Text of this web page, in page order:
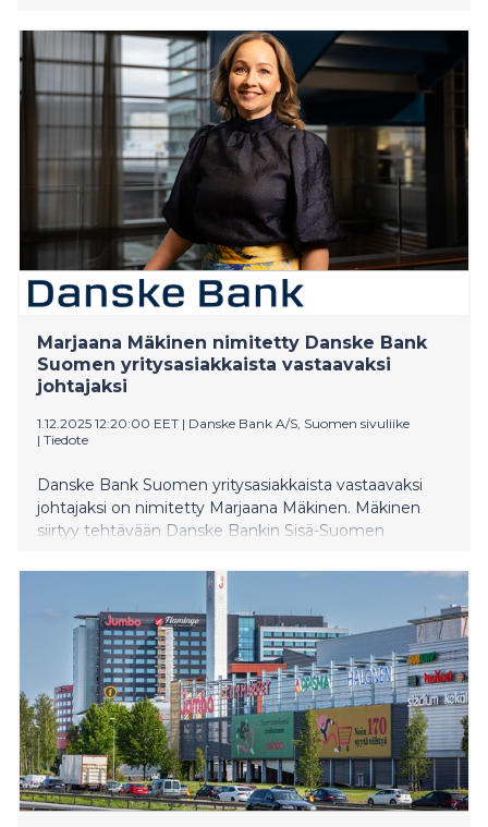
Marjaana Mäkinen nimitetty Danske Bank
Suomen yritysasiakkaista vastaavaksi
johtajaksi
1.12.2025 12:20:00 EET | Danske Bank A/S, Suomen sivuliike
| Tiedote
Danske Bank Suomen yritysasiakkaista vastaavaksi
johtajaksi on nimitetty Marjaana Mäkinen. Mäkinen
siirtyy tehtävään Danske Bankin Sisä-Suomen
tehtävässään 1.12.2025.